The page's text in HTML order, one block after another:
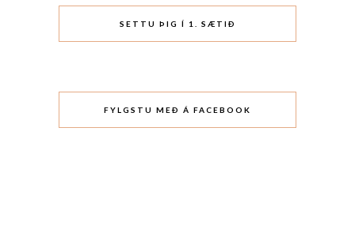
SETTU ÞIG Í 1. SÆTIÐ
FYLGSTU MEÐ Á FACEBOOK